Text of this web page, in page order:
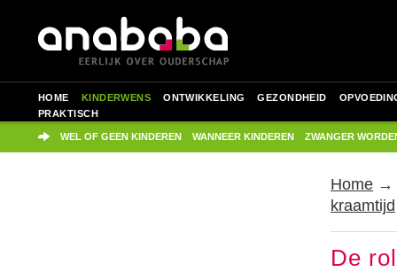
HOME KINDERWENS ONTWIKKELING GEZONDHEID
PRAKTISCH
WEL OF GEEN KINDEREN WANNEER KINDEREN ZWANGER
Home →
kraamtijd
De